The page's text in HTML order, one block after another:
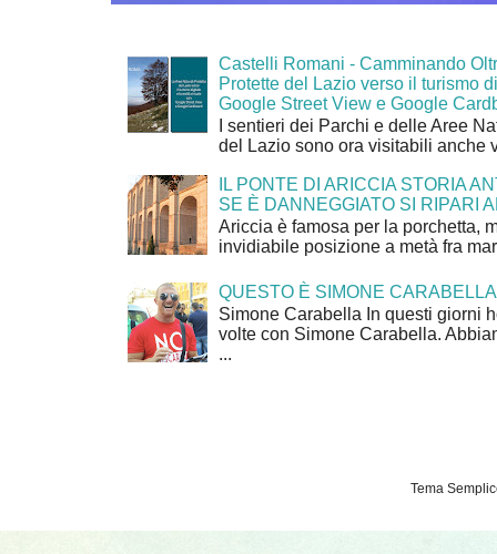
Castelli Romani - Camminando
Protette del Lazio verso il turismo
Google Street View e Google
I sentieri dei Parchi e delle Aree
del Lazio sono ora visitabili anche
IL PONTE DI ARICCIA STORIA
SE È DANNEGGIATO SI RIPARI
Ariccia è famosa per la porchetta,
invidiabile posizione a metà fra
QUESTO È SIMONE CARABELLA
Simone Carabella In questi giorni
volte con Simone Carabella.
...
Tema